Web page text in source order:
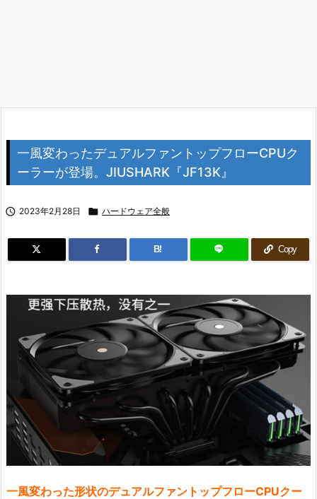
一風変わったデュアルファントップフローCPUク
ーラーが登場。JIUSHARK『JF13K』
 2023年2月28日  ハードウェア全般
B! Copy
一風変わった形状のデュアルファントップフローCPUクー